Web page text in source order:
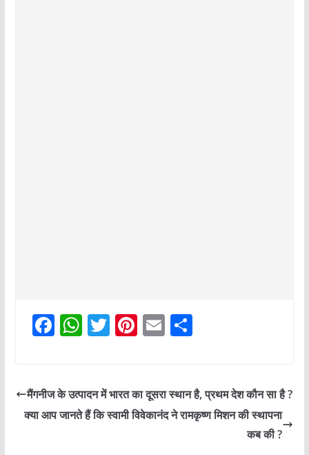
F
e
b
W
s
A
T
er
Pi
e
st
E
l
S
e
मैंगनीज के उत्पादन में भारत का दूसरा स्थान है, प्रथम देश कौन सा है ?
क्या आप जानते हैं कि स्वामी विवेकानंद ने रामकृष्ण मिशन की स्थापना
कब की ?